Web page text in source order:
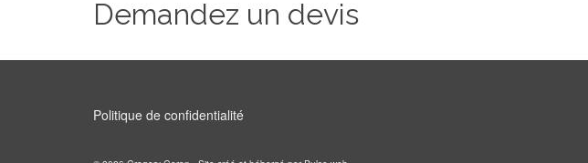
Demandez un devis
Politique de confidentialité